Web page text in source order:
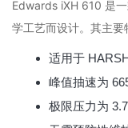
Edwards iXH 610 是
学工艺而设计。其主要
适用于
峰值抽速为
极限压力为 3.7